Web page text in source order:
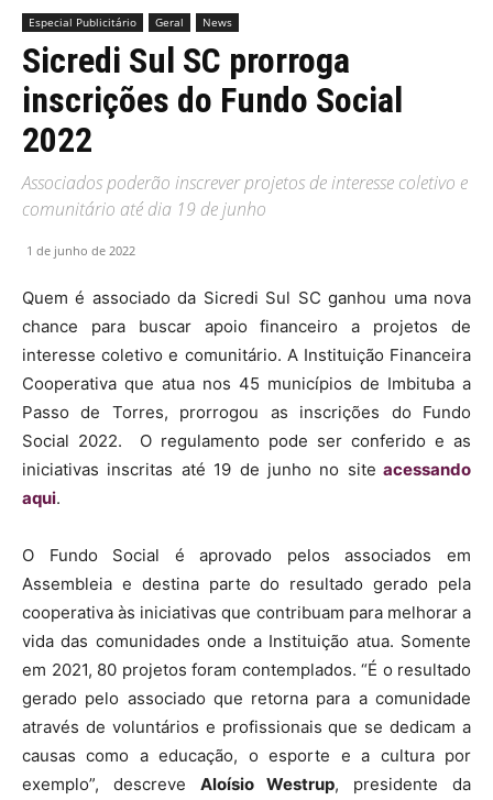
Especial Publicitário Geral News
Sicredi Sul SC prorroga
inscrições do Fundo Social
2022
Associados poderão inscrever projetos de interesse coletivo e
comunitário até dia 19 de junho
1 de junho de 2022
Quem é associado da Sicredi Sul SC ganhou uma nova
chance para buscar apoio financeiro a projetos de
interesse coletivo e comunitário. A Instituição Financeira
Cooperativa que atua nos 45 municípios de Imbituba a
Passo de Torres, prorrogou as inscrições do Fundo
Social 2022. O regulamento pode ser conferido e as
iniciativas inscritas até 19 de junho no site acessando
aqui.
O Fundo Social é aprovado pelos associados em
Assembleia e destina parte do resultado gerado pela
cooperativa às iniciativas que contribuam para melhorar a
vida das comunidades onde a Instituição atua. Somente
em 2021, 80 projetos foram contemplados. “É o resultado
gerado pelo associado que retorna para a comunidade
através de voluntários e profissionais que se dedicam a
causas como a educação, o esporte e a cultura por
exemplo”, descreve Aloísio Westrup, presidente da